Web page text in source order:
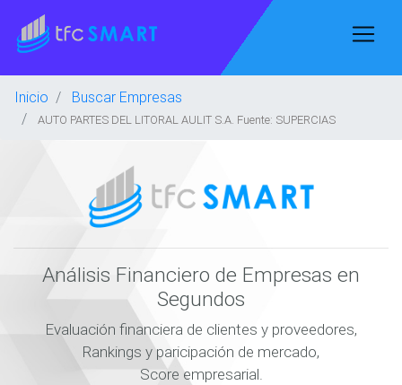
Inicio Buscar Empresas
AUTO PARTES DEL LITORAL AULIT S.A. Fuente: SUPERCIAS
Análisis Financiero de Empresas en
Segundos
Evaluación financiera de clientes y proveedores,
Rankings y paricipación de mercado,
Score empresarial.